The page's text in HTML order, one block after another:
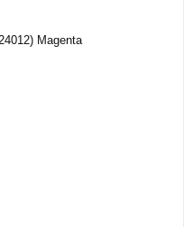
Magenta